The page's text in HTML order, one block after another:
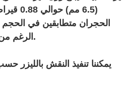
(6.5 مم)
الحجران متطابقين في الحجم
الرغم من اختلاف وزنهما قليلًا.
يمكننا تنفيذ النقش بالليزر